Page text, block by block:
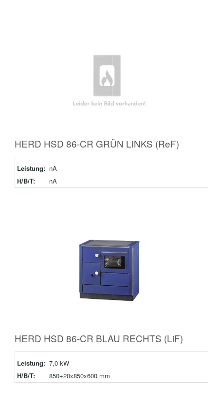
HERD HSD 86-CR GRÜN LINKS (ReF)
Leistung: nA
H/B/T:
nA
HERD HSD 86-CR BLAU RECHTS (LiF)
Leistung: 7,0 kW
H/B/T:
850+20x850x600 mm